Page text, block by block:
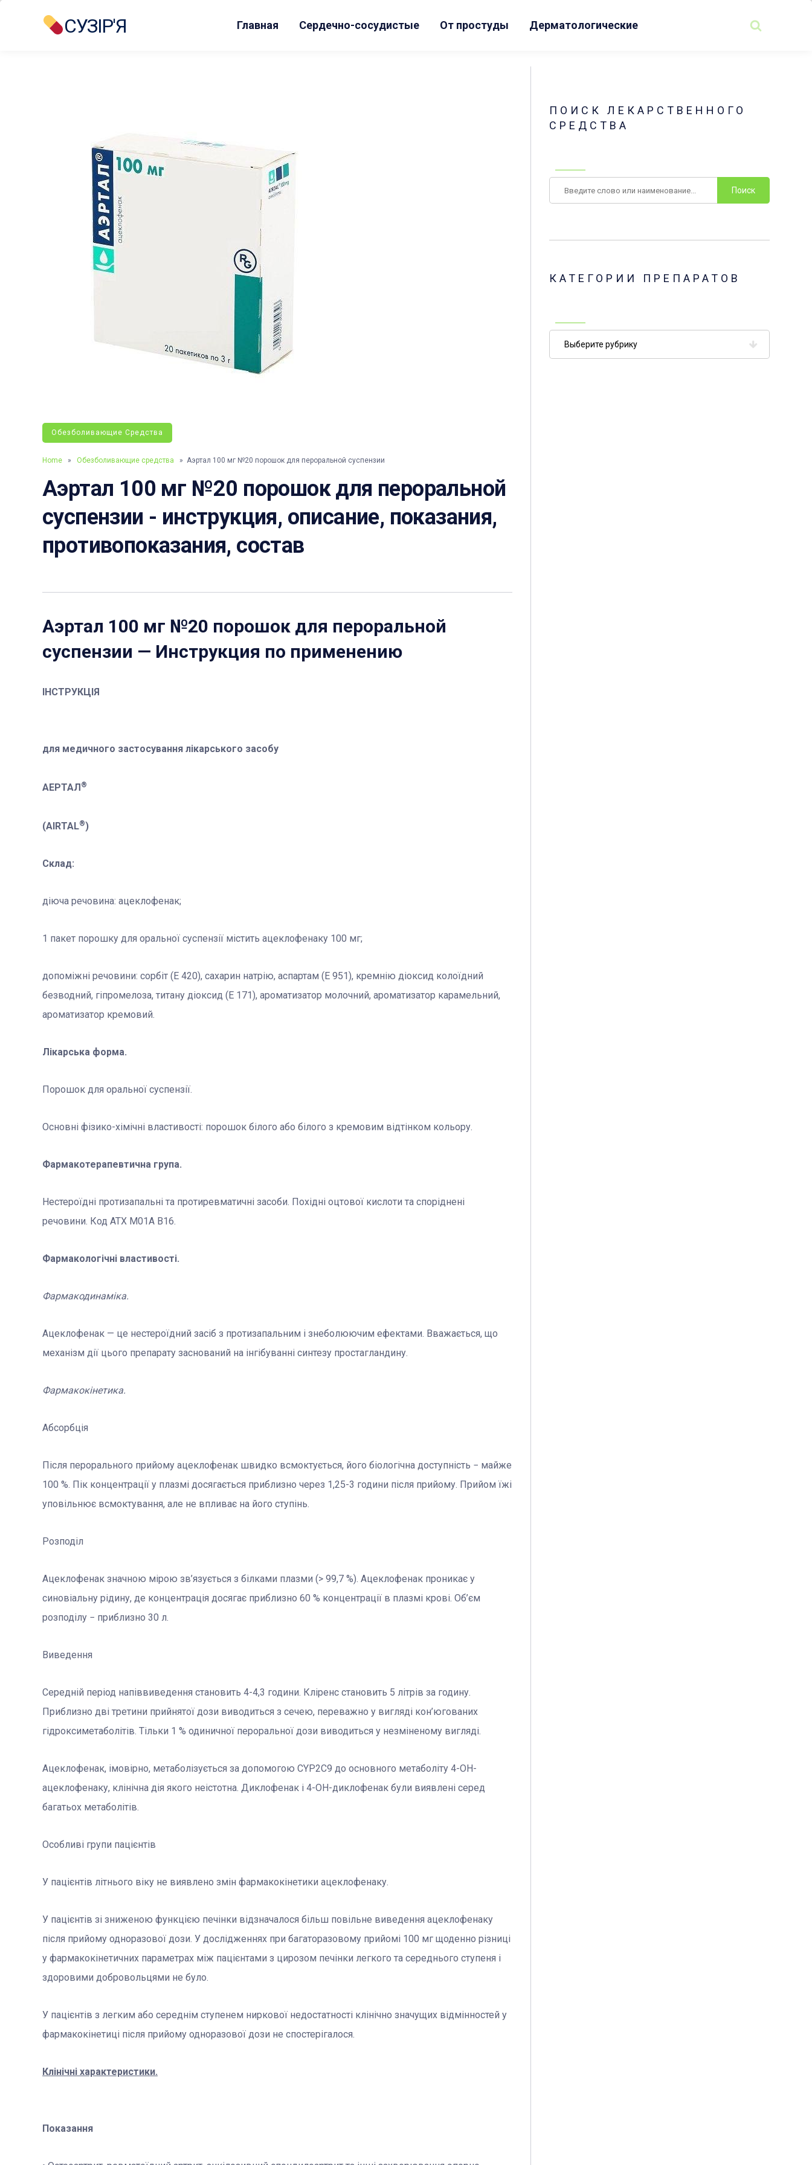
СУЗІР'Я Главная Сердечно-сосудистые От простуды Дерматологические
Обезболивающие Средства
Home » Обезболивающие средства » Аэртал 100 мг №20 порошок для пероральной суспензии
Аэртал 100 мг №20 порошок для пероральной
суспензии - инструкция, описание, показания,
противопоказания, состав
Аэртал 100 мг №20 порошок для пероральной
суспензии — Инструкция по применению
ІНСТРУКЦІЯ
для медичного застосування лікарського засобу
АЕРТАЛ®
(AIRTAL®)
Склад:
діюча речовина: ацеклофенак;
1 пакет порошку для оральної суспензії містить ацеклофенаку 100 мг;
допоміжні речовини: сорбіт (E 420), сахарин натрію, аспартам (E 951), кремнію діоксид колоїдний
безводний, гіпромелоза, титану діоксид (E 171), ароматизатор молочний, ароматизатор карамельний,
ароматизатор кремовий.
Лікарська форма.
Порошок для оральної суспензії.
Основні фізико-хімічні властивості: порошок білого або білого з кремовим відтінком кольору.
Фармакотерапевтична група.
Нестероїдні протизапальні та протиревматичні засоби. Похідні оцтової кислоти та споріднені
речовини. Код АТХ M01A B16.
Фармакологічні властивості.
Фармакодинаміка.
Ацеклофенак — це нестероїдний засіб з протизапальним і знеболюючим ефектами. Вважається, що
механізм дії цього препарату заснований на інгібуванні синтезу простагландину.
Фармакокінетика.
Абсорбція
Після перорального прийому ацеклофенак швидко всмоктується, його біологічна доступність − майже
100 %. Пік концентрації у плазмі досягається приблизно через 1,25-3 години після прийому. Прийом їжі
уповільнює всмоктування, але не впливає на його ступінь.
Розподіл
Ацеклофенак значною мірою зв’язується з білками плазми (> 99,7 %). Ацеклофенак проникає у
синовіальну рідину, де концентрація досягає приблизно 60 % концентрації в плазмі крові. Об’єм
розподілу − приблизно 30 л.
Виведення
Середній період напіввиведення становить 4-4,3 години. Кліренс становить 5 літрів за годину.
Приблизно дві третини прийнятої дози виводиться з сечею, переважно у вигляді кон’югованих
гідроксиметаболітів. Тільки 1 % одиничної пероральної дози виводиться у незміненому вигляді.
Ацеклофенак, імовірно, метаболізується за допомогою CYP2С9 до основного метаболіту 4-ОН-
ацеклофенаку, клінічна дія якого неістотна. Диклофенак і 4-ОН-диклофенак були виявлені серед
багатьох метаболітів.
Особливі групи пацієнтів
У пацієнтів літнього віку не виявлено змін фармакокінетики ацеклофенаку.
У пацієнтів зі зниженою функцією печінки відзначалося більш повільне виведення ацеклофенаку
після прийому одноразової дози. У дослідженнях при багаторазовому прийомі 100 мг щоденно різниці
у фармакокінетичних параметрах між пацієнтами з цирозом печінки легкого та середнього ступеня і
здоровими добровольцями не було.
У пацієнтів з легким або середнім ступенем ниркової недостатності клінічно значущих відмінностей у
фармакокінетиці після прийому одноразової дози не спостерігалося.
Клінічні характеристики.
Показання
ПОИСК ЛЕКАРСТВЕННОГО
СРЕДСТВА
КАТЕГОРИИ ПРЕПАРАТОВ
препаратов